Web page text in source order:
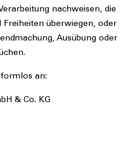
nachweisen, die
Freiheiten überwiegen, oder
Ausübung oder
formlos an:
& Co. KG